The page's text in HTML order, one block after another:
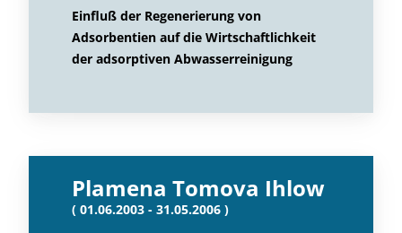
Einfluß der Regenerierung von
Adsorbentien auf die Wirtschaftlichkeit
der adsorptiven Abwasserreinigung
Plamena Tomova Ihlow
( 01.06.2003 - 31.05.2006 )